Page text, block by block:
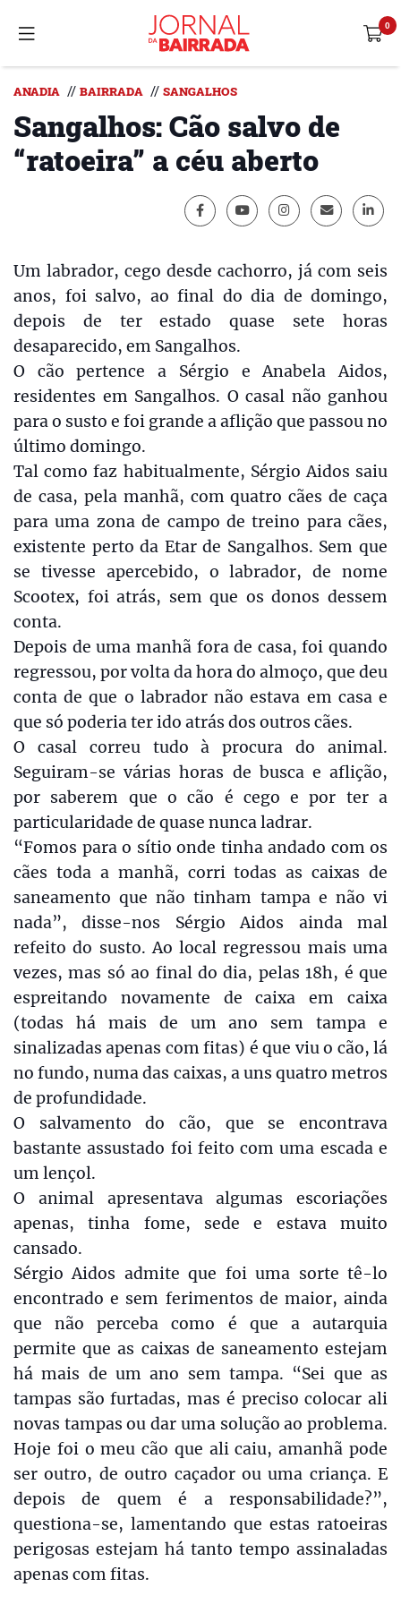
ANADIA // BAIRRADA // SANGALHOS
Sangalhos: Cão salvo de
“ratoeira” a céu aberto
Um labrador, cego desde cachorro, já com seis
anos, foi salvo, ao final do dia de domingo,
depois de ter estado quase sete horas
desaparecido, em Sangalhos.
O cão pertence a Sérgio e Anabela Aidos,
residentes em Sangalhos. O casal não ganhou
para o susto e foi grande a aflição que passou no
último domingo.
Tal como faz habitualmente, Sérgio Aidos saiu
de casa, pela manhã, com quatro cães de caça
para uma zona de campo de treino para cães,
existente perto da Etar de Sangalhos. Sem que
se tivesse apercebido, o labrador, de nome
Scootex, foi atrás, sem que os donos dessem
conta.
Depois de uma manhã fora de casa, foi quando
regressou, por volta da hora do almoço, que deu
conta de que o labrador não estava em casa e
que só poderia ter ido atrás dos outros cães.
O casal correu tudo à procura do animal.
Seguiram-se várias horas de busca e aflição,
por saberem que o cão é cego e por ter a
particularidade de quase nunca ladrar.
“Fomos para o sítio onde tinha andado com os
cães toda a manhã, corri todas as caixas de
saneamento que não tinham tampa e não vi
nada”, disse-nos Sérgio Aidos ainda mal
refeito do susto. Ao local regressou mais uma
vezes, mas só ao final do dia, pelas 18h, é que
espreitando novamente de caixa em caixa
(todas há mais de um ano sem tampa e
sinalizadas apenas com fitas) é que viu o cão, lá
no fundo, numa das caixas, a uns quatro metros
de profundidade.
O salvamento do cão, que se encontrava
bastante assustado foi feito com uma escada e
um lençol.
O animal apresentava algumas escoriações
apenas, tinha fome, sede e estava muito
cansado.
Sérgio Aidos admite que foi uma sorte tê-lo
encontrado e sem ferimentos de maior, ainda
que não perceba como é que a autarquia
permite que as caixas de saneamento estejam
há mais de um ano sem tampa. “Sei que as
tampas são furtadas, mas é preciso colocar ali
novas tampas ou dar uma solução ao problema.
Hoje foi o meu cão que ali caiu, amanhã pode
ser outro, de outro caçador ou uma criança. E
depois de quem é a responsabilidade?”,
questiona-se, lamentando que estas ratoeiras
perigosas estejam há tanto tempo assinaladas
apenas com fitas.